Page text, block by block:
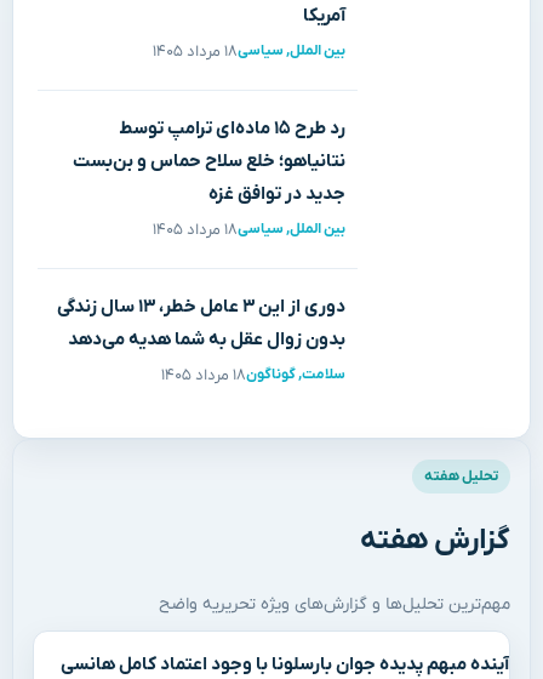
آمریکا
بین الملل,سیاسی۱۸ مرداد ۱۴۰۵
رد طرح ۱۵ ماده‌ای ترامپ توسط
نتانیاهو؛ خلع سلاح حماس و بن‌بست
جدید در توافق غزه
بین الملل,سیاسی۱۸ مرداد ۱۴۰۵
دوری از این ۳ عامل خطر، ۱۳ سال زندگی
بدون زوال عقل به شما هدیه می‌دهد
سلامت,گوناگون۱۸ مرداد ۱۴۰۵
گزارش هفته
مهم‌ترین تحلیل‌ها و گزارش‌های ویژه تحریریه واضح
آینده مبهم پدیده جوان بارسلونا با وجود اعتماد کامل هانسی